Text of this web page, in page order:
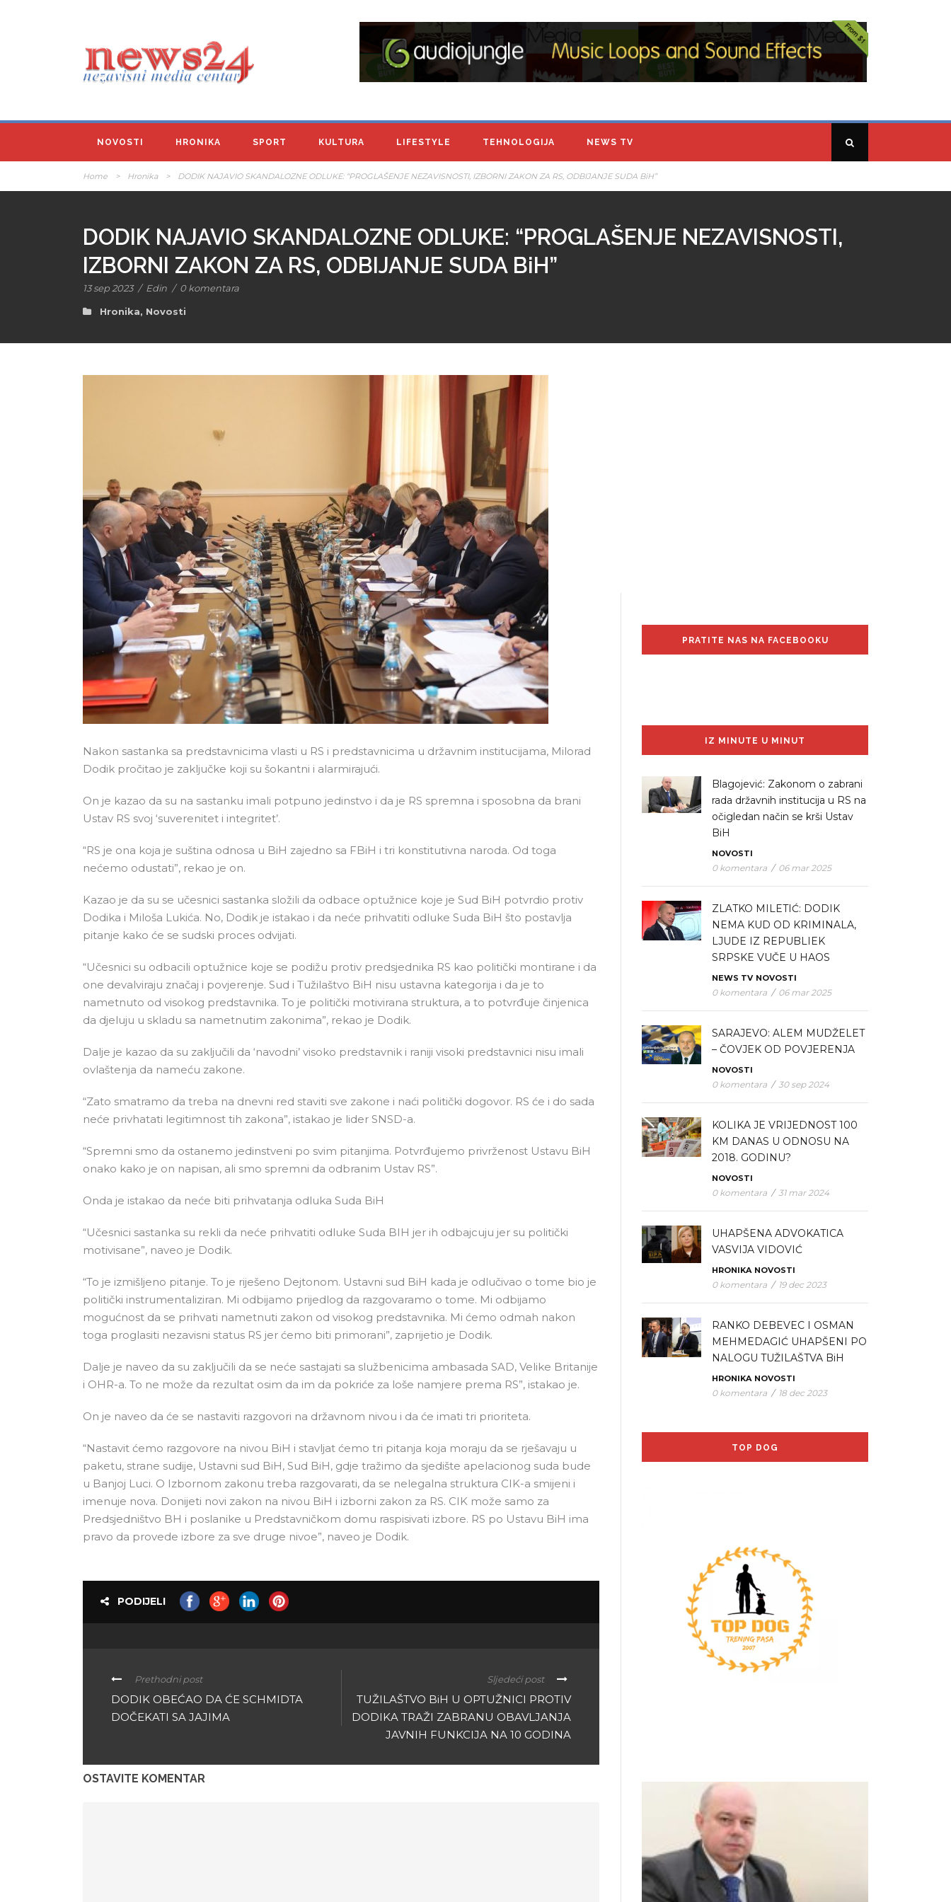
NOVOSTI HRONIKA SPORT KULTURA LIFESTYLE TEHNOLOGIJA NEWS TV
Home > Hronika > DODIK NAJAVIO SKANDALOZNE ODLUKE: “PROGLAŠENJE NEZAVISNOSTI, IZBORNI ZAKON ZA RS, ODBIJANJE SUDA BiH”
DODIK NAJAVIO SKANDALOZNE ODLUKE: “PROGLAŠENJE NEZAVISNOSTI,
IZBORNI ZAKON ZA RS, ODBIJANJE SUDA BiH”
13 sep 2023 / Edin / 0 komentara
Hronika, Novosti
Nakon sastanka sa predstavnicima vlasti u RS i predstavnicima u državnim institucijama, Milorad
Dodik pročitao je zaključke koji su šokantni i alarmirajući.
On je kazao da su na sastanku imali potpuno jedinstvo i da je RS spremna i sposobna da brani
Ustav RS svoj ‘suverenitet i integritet’.
“RS je ona koja je suština odnosa u BiH zajedno sa FBiH i tri konstitutivna naroda. Od toga
nećemo odustati”, rekao je on.
Kazao je da su se učesnici sastanka složili da odbace optužnice koje je Sud BiH potvrdio protiv
Dodika i Miloša Lukića. No, Dodik je istakao i da neće prihvatiti odluke Suda BiH što postavlja
pitanje kako će se sudski proces odvijati.
“Učesnici su odbacili optužnice koje se podižu protiv predsjednika RS kao politički montirane i da
one devalviraju značaj i povjerenje. Sud i Tužilaštvo BiH nisu ustavna kategorija i da je to
nametnuto od visokog predstavnika. To je politički motivirana struktura, a to potvrđuje činjenica
da djeluju u skladu sa nametnutim zakonima”, rekao je Dodik.
Dalje je kazao da su zaključili da ‘navodni’ visoko predstavnik i raniji visoki predstavnici nisu imali
ovlaštenja da nameću zakone.
“Zato smatramo da treba na dnevni red staviti sve zakone i naći politički dogovor. RS će i do sada
neće privhatati legitimnost tih zakona”, istakao je lider SNSD-a.
“Spremni smo da ostanemo jedinstveni po svim pitanjima. Potvrđujemo privrženost Ustavu BiH
onako kako je on napisan, ali smo spremni da odbranim Ustav RS”.
Onda je istakao da neće biti prihvatanja odluka Suda BiH
“Učesnici sastanka su rekli da neće prihvatiti odluke Suda BIH jer ih odbajcuju jer su politički
motivisane”, naveo je Dodik.
“To je izmišljeno pitanje. To je riješeno Dejtonom. Ustavni sud BiH kada je odlučivao o tome bio je
politički instrumentaliziran. Mi odbijamo prijedlog da razgovaramo o tome. Mi odbijamo
mogućnost da se prihvati nametnuti zakon od visokog predstavnika. Mi ćemo odmah nakon
toga proglasiti nezavisni status RS jer ćemo biti primorani”, zaprijetio je Dodik.
Dalje je naveo da su zaključili da se neće sastajati sa službenicima ambasada SAD, Velike Britanije
i OHR-a. To ne može da rezultat osim da im da pokriće za loše namjere prema RS”, istakao je.
On je naveo da će se nastaviti razgovori na državnom nivou i da će imati tri prioriteta.
“Nastavit ćemo razgovore na nivou BiH i stavljat ćemo tri pitanja koja moraju da se rješavaju u
paketu, strane sudije, Ustavni sud BiH, Sud BiH, gdje tražimo da sjedište apelacionog suda bude
u Banjoj Luci. O Izbornom zakonu treba razgovarati, da se nelegalna struktura CIK-a smijeni i
imenuje nova. Donijeti novi zakon na nivou BiH i izborni zakon za RS. CIK može samo za
Predsjedništvo BH i poslanike u Predstavničkom domu raspisivati izbore. RS po Ustavu BiH ima
pravo da provede izbore za sve druge nivoe”, naveo je Dodik.
PODIJELI
Prethodni post
DODIK OBEĆAO DA ĆE SCHMIDTA
DOČEKATI SA JAJIMA
Sljedeći post
TUŽILAŠTVO BiH U OPTUŽNICI PROTIV
DODIKA TRAŽI ZABRANU OBAVLJANJA
JAVNIH FUNKCIJA NA 10 GODINA
OSTAVITE KOMENTAR
PRATITE NAS NA FACEBOOKU
IZ MINUTE U MINUT
Blagojević: Zakonom o zabrani
rada državnih institucija u RS na
očigledan način se krši Ustav
BiH
NOVOSTI
0 komentara / 06 mar 2025
ZLATKO MILETIĆ: DODIK
NEMA KUD OD KRIMINALA,
LJUDE IZ REPUBLIEK
SRPSKE VUČE U HAOS
NEWS TV NOVOSTI
0 komentara / 06 mar 2025
SARAJEVO: ALEM MUDŽELET
– ČOVJEK OD POVJERENJA
NOVOSTI
0 komentara / 30 sep 2024
KOLIKA JE VRIJEDNOST 100
KM DANAS U ODNOSU NA
2018. GODINU?
NOVOSTI
0 komentara / 31 mar 2024
UHAPŠENA ADVOKATICA
VASVIJA VIDOVIĆ
HRONIKA NOVOSTI
0 komentara / 19 dec 2023
RANKO DEBEVEC I OSMAN
MEHMEDAGIĆ UHAPŠENI PO
NALOGU TUŽILAŠTVA BiH
HRONIKA NOVOSTI
0 komentara / 18 dec 2023
TOP DOG